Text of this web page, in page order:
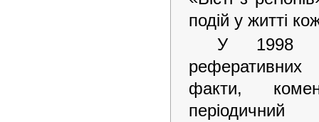
подій у житті
У 1998
реферативних
факти,
періодичний